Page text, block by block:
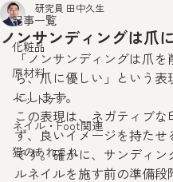
記事一覧
化粧品
原材料
ペットケア
ネイル・Foot関連
猫のあれこれ
ノンサンディングは爪
研究員 田中久生
「ノンサンディングは爪を
ら、爪に優しい」という表
にします。
この表現は、ネガティブな
ず、良いイメージを持たせ
です。確かに、サンディン
ルネイルを施す前の準備段